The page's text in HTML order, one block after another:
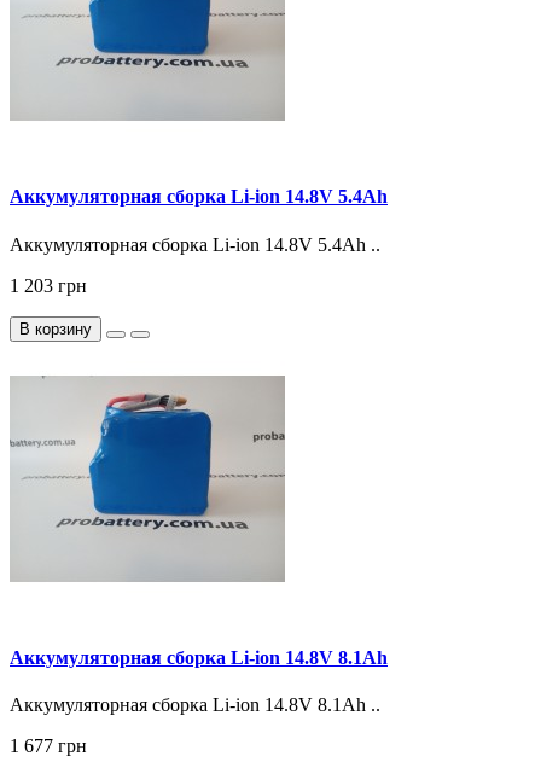
Аккумуляторная сборка Li-ion 14.8V 5.4Ah
Аккумуляторная сборка Li-ion 14.8V 5.4Ah ..
1 203 грн
В корзину
Аккумуляторная сборка Li-ion 14.8V 8.1Ah
Аккумуляторная сборка Li-ion 14.8V 8.1Ah ..
1 677 грн